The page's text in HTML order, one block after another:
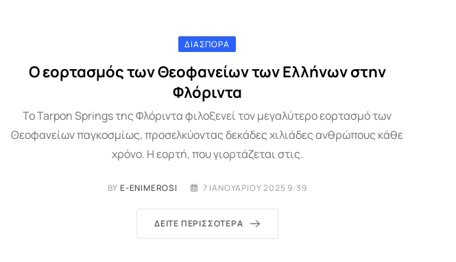
ΔΙΑΣΠΟΡΆ
Ο εορτασμός των Θεοφανείων των Ελλήνων στην
Φλόριντα
Το Tarpon Springs της Φλόριντα φιλοξενεί τον μεγαλύτερο εορτασμό των
Θεοφανείων παγκοσμίως, προσελκύοντας δεκάδες χιλιάδες ανθρώπους κάθε
χρόνο. Η εορτή, που γιορτάζεται στις.
BY E-ENIMEROSI 7 ΙΑΝΟΥΑΡΊΟΥ 2025 9:39
ΔΕΊΤΕ ΠΕΡΙΣΣΌΤΕΡΑ